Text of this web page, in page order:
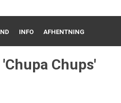
INFO AFHENTNING
Chups'